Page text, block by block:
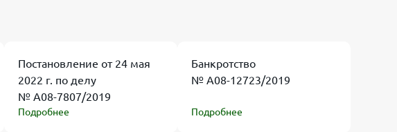
Постановление от 24 мая
2022 г. по делу
№ А08-7807/2019
Подробнее
Банкротство
№ А08-12723/2019
Подробнее